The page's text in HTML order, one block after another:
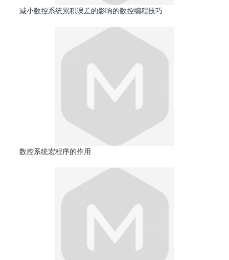
减小数控系统累积误差的影响的数控编程技巧
数控系统宏程序的作用